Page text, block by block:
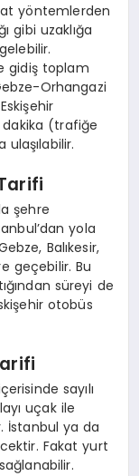
yöntemlerden
gibi uzaklığa
gidiş toplam
Orhangazi
(trafiğe
şehre
yola
Balıkesir,
geçebilir. Bu
süreyi de
otobüs
sayılı
uçak ile
İstanbul ya da
Fakat yurt